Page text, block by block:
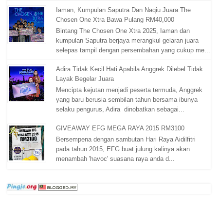
Iaman, Kumpulan Saputra Dan Naqiu Juara The
Chosen One Xtra Bawa Pulang RM40,000
Bintang The Chosen One Xtra 2025, Iaman dan
kumpulan Saputra berjaya merangkul gelaran juara
selepas tampil dengan persembahan yang cukup me...
Adira Tidak Kecil Hati Apabila Anggrek Dilebel Tidak
Layak Begelar Juara
Mencipta kejutan menjadi peserta termuda, Anggrek
yang baru berusia sembilan tahun bersama ibunya
selaku pengurus, Adira dinobatkan sebagai...
GIVEAWAY EFG MEGA RAYA 2015 RM3100
Bersempena dengan sambutan Hari Raya Aidilfitri
pada tahun 2015, EFG buat julung kalinya akan
menambah 'havoc' suasana raya anda d...